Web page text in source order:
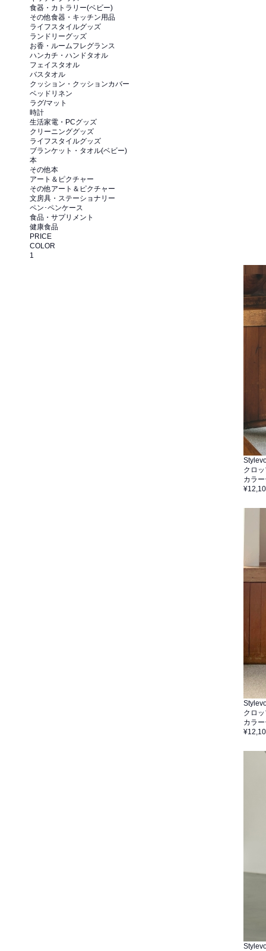
食器・カトラリー(ベビー)
その他食器・キッチン用品
ライフスタイルグッズ
ランドリーグッズ
お香・ルームフレグランス
ハンカチ・ハンドタオル
フェイスタオル
バスタオル
クッション・クッションカバー
ベッドリネン
ラグ/マット
時計
生活家電・PCグッズ
クリーニンググッズ
ライフスタイルグッズ
ブランケット・タオル(ベビー)
本
その他本
アート＆ピクチャー
その他アート＆ピクチャー
文房具・ステーショナリー
ペン･ペンケース
食品・サプリメント
健康食品
PRICE
COLOR
クロ
カラ
クロ
カラ
1